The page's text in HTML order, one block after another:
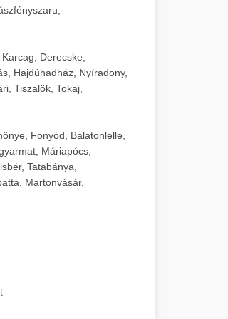
Derecske,
Hajdúhadház, Nyíradony,
Tiszalök, Tokaj,
Fonyód, Balatonlelle,
Máriapócs,
Tatabánya,
Martonvásár,